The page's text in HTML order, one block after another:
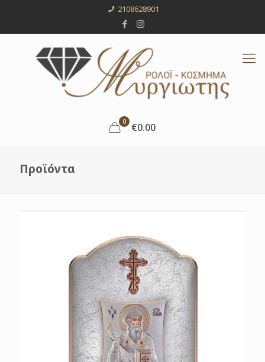
2108628901
0 €0.00
Προϊόντα